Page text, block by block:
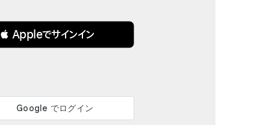
 Appleでサインイン